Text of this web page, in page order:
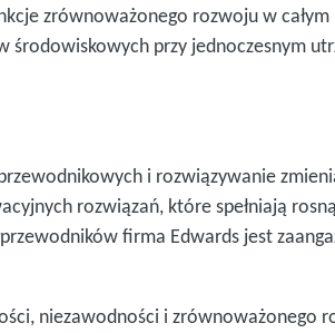
zrównoważonego rozwoju w całym
przy jednoczesnym
i rozwiązywanie
rozwiązań, które spełniają
firma Edwards jest
niezawodności i zrównoważonego